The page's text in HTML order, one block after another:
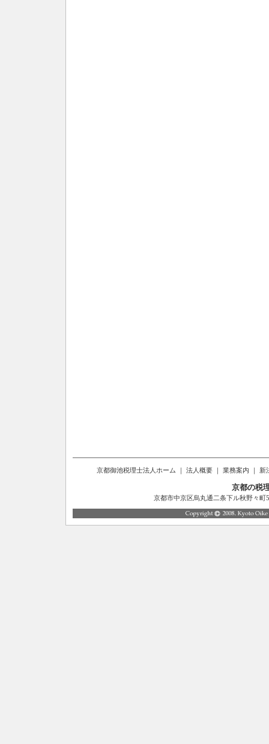
京都御池税理士法人ホーム ｜ 法人概要 ｜ 業務案内 ｜ 新
京都の税
京都市中京区烏丸通二条下ル秋野々